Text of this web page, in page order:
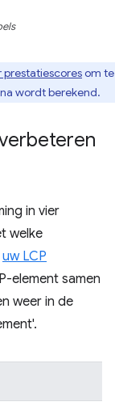
om te
wordt berekend.
in vier
welke
uw LCP
element samen
weer in de